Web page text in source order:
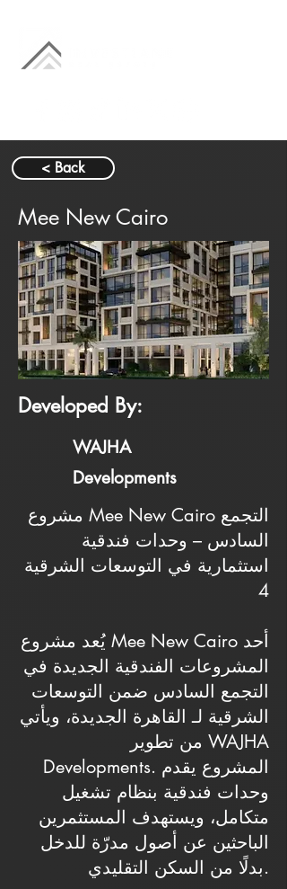
< Back
Mee New Cairo
Developed By:
WAJHA
Developments
مشروع Mee New Cairo التجمع
السادس – وحدات فندقية
استثمارية في التوسعات الشرقية
4
يُعد مشروع Mee New Cairo أحد
المشروعات الفندقية الجديدة في
التجمع السادس ضمن التوسعات
الشرقية لـ القاهرة الجديدة، ويأتي
من تطوير WAJHA
Developments. المشروع يقدم
وحدات فندقية بنظام تشغيل
متكامل، ويستهدف المستثمرين
الباحثين عن أصول مدرّة للدخل
بدلًا من السكن التقليدي.